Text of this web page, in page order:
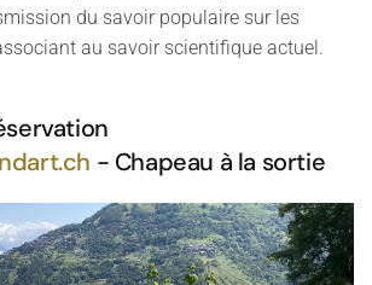
du savoir populaire sur les
au savoir scientifique actuel.
- Chapeau à la sortie